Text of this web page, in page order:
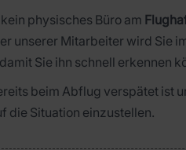
physisches Büro am
unserer Mitarbeiter wird Sie
Sie ihn schnell erkennen
beim Abflug verspätet ist
die Situation einzustellen.